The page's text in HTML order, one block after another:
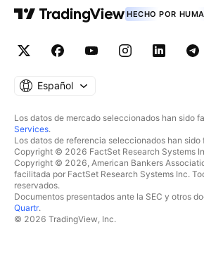
HECHO POR
Español
Los datos de mercado seleccionados han sido
Services.
Los datos de referencia seleccionados han
Copyright © 2026 FactSet Research Systems
Copyright © 2026, American Bankers
facilitada por FactSet Research Systems Inc.
reservados.
Documentos presentados ante la SEC y otros
Quartr.
© 2026 TradingView, Inc.